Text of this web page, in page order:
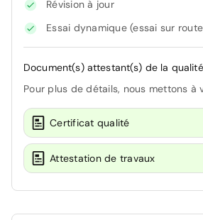
Révision à jour
Essai dynamique (essai sur
Document(s) attestant(s) de la
Pour plus de détails, nous mettons à
Certificat qualité
Attestation de travaux